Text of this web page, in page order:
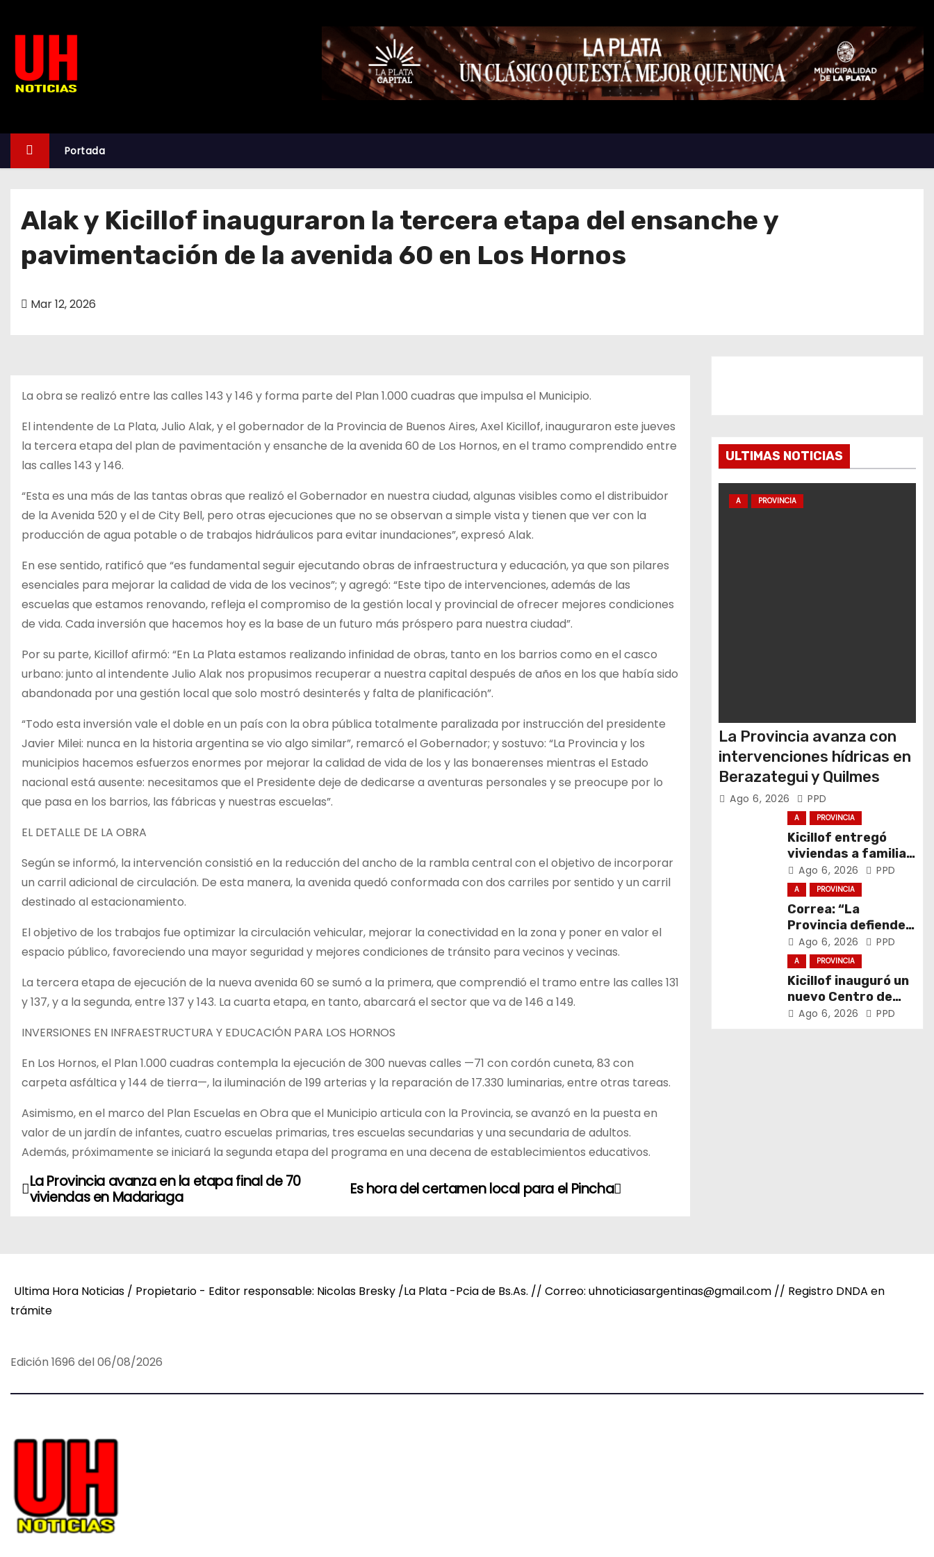
n
Portada
Alak y Kicillof inauguraron la tercera etapa del ensanche y
pavimentación de la avenida 60 en Los Hornos
Mar 12, 2026
La obra se realizó entre las calles 143 y 146 y forma parte del Plan 1.000 cuadras que impulsa el Municipio.
El intendente de La Plata, Julio Alak, y el gobernador de la Provincia de Buenos Aires, Axel Kicillof, inauguraron este jueves
la tercera etapa del plan de pavimentación y ensanche de la avenida 60 de Los Hornos, en el tramo comprendido entre
las calles 143 y 146.
“Esta es una más de las tantas obras que realizó el Gobernador en nuestra ciudad, algunas visibles como el distribuidor
de la Avenida 520 y el de City Bell, pero otras ejecuciones que no se observan a simple vista y tienen que ver con la
producción de agua potable o de trabajos hidráulicos para evitar inundaciones”, expresó Alak.
En ese sentido, ratificó que “es fundamental seguir ejecutando obras de infraestructura y educación, ya que son pilares
esenciales para mejorar la calidad de vida de los vecinos”; y agregó: “Este tipo de intervenciones, además de las
escuelas que estamos renovando, refleja el compromiso de la gestión local y provincial de ofrecer mejores condiciones
de vida. Cada inversión que hacemos hoy es la base de un futuro más próspero para nuestra ciudad”.
Por su parte, Kicillof afirmó: “En La Plata estamos realizando infinidad de obras, tanto en los barrios como en el casco
urbano: junto al intendente Julio Alak nos propusimos recuperar a nuestra capital después de años en los que había sido
abandonada por una gestión local que solo mostró desinterés y falta de planificación”.
“Todo esta inversión vale el doble en un país con la obra pública totalmente paralizada por instrucción del presidente
Javier Milei: nunca en la historia argentina se vio algo similar”, remarcó el Gobernador; y sostuvo: “La Provincia y los
municipios hacemos esfuerzos enormes por mejorar la calidad de vida de los y las bonaerenses mientras el Estado
nacional está ausente: necesitamos que el Presidente deje de dedicarse a aventuras personales y se preocupe por lo
que pasa en los barrios, las fábricas y nuestras escuelas”.
EL DETALLE DE LA OBRA
Según se informó, la intervención consistió en la reducción del ancho de la rambla central con el objetivo de incorporar
un carril adicional de circulación. De esta manera, la avenida quedó conformada con dos carriles por sentido y un carril
destinado al estacionamiento.
El objetivo de los trabajos fue optimizar la circulación vehicular, mejorar la conectividad en la zona y poner en valor el
espacio público, favoreciendo una mayor seguridad y mejores condiciones de tránsito para vecinos y vecinas.
La tercera etapa de ejecución de la nueva avenida 60 se sumó a la primera, que comprendió el tramo entre las calles 131
y 137, y a la segunda, entre 137 y 143. La cuarta etapa, en tanto, abarcará el sector que va de 146 a 149.
INVERSIONES EN INFRAESTRUCTURA Y EDUCACIÓN PARA LOS HORNOS
En Los Hornos, el Plan 1.000 cuadras contempla la ejecución de 300 nuevas calles —71 con cordón cuneta, 83 con
carpeta asfáltica y 144 de tierra—, la iluminación de 199 arterias y la reparación de 17.330 luminarias, entre otras tareas.
Asimismo, en el marco del Plan Escuelas en Obra que el Municipio articula con la Provincia, se avanzó en la puesta en
valor de un jardín de infantes, cuatro escuelas primarias, tres escuelas secundarias y una secundaria de adultos.
Además, próximamente se iniciará la segunda etapa del programa en una decena de establecimientos educativos.
N
g
c
i
n
e
e
Es hora del certamen local para el Pincha
La Provincia avanza en la etapa final de 70
viviendas en Madariaga
ULTIMAS NOTICIAS
A PROVINCIA
La Provincia avanza con
intervenciones hídricas en
Berazategui y Quilmes
Ago 6, 2026 PPD
A PROVINCIA
Kicillof entregó
viviendas a familias
de General La
Madrid
Ago 6, 2026 PPD
A PROVINCIA
Correa: “La
Provincia defiende
el trabajo y la
soberanía sobre
puertos y ríos”
Ago 6, 2026 PPD
A PROVINCIA
Kicillof inauguró un
nuevo Centro de
Atención Primaria
Ago 6, 2026 PPD
Ultima Hora Noticias / Propietario - Editor responsable: Nicolas Bresky /La Plata -Pcia de Bs.As. // Correo: uhnoticiasargentinas@gmail.com // Registro DNDA en
trámite
Edición 1696 del 06/08/2026